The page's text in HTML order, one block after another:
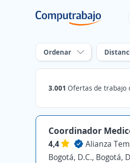
Ordenar
3.001 Ofertas de trabajo de medico
Coordinador
4,4
Alianza
Bogotá, D.C., Bogotá,